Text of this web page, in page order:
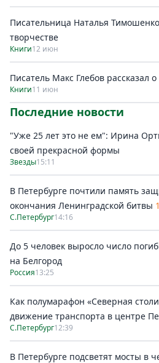
Писательница Наталья
творчестве
Книги12 июн
Писатель Макс Глебов рассказал
Книги11 июн
Последние новости
"Уже 25 лет это не ем": Ирина
своей прекрасной формы
Звезды15:11
В Петербурге почтили память
окончания Ленинградской битвы
С.Петербург14:16
До 5 человек выросло число
на Белгород
Россия13:25
Как полумарафон «Северная
движение транспорта в центре
С.Петербург12:39
В Петербурге подсветят мосты в